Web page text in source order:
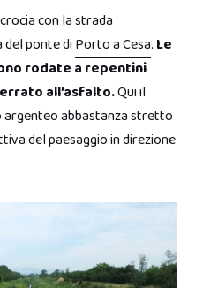
con la strada
del ponte diPorto a Cesa. Le
rodate a repentini
all’asfalto.Qui il
argenteo abbastanza stretto
del paesaggio in direzione